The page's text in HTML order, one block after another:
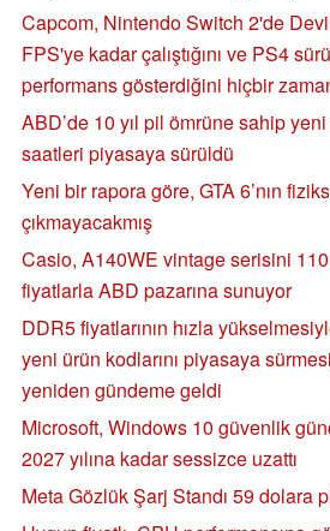
Capcom, Nintendo Switch 2'de
FPS'ye kadar çalıştığını ve PS4
performans gösterdiğini hiçbir
ABD’de 10 yıl pil ömrüne sahip
saatleri piyasaya sürüldü
Yeni bir rapora göre, GTA 6’nın
çıkmayacakmış
Casio, A140WE vintage serisini
fiyatlarla ABD pazarına sunuyor
DDR5 fiyatlarının hızla
yeni ürün kodlarını piyasaya
yeniden gündeme geldi
Microsoft, Windows 10 güvenlik
2027 yılına kadar sessizce uzattı
Meta Gözlük Şarj Standı 59 dolara